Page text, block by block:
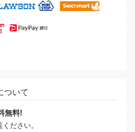
ついて
無料!
ください。